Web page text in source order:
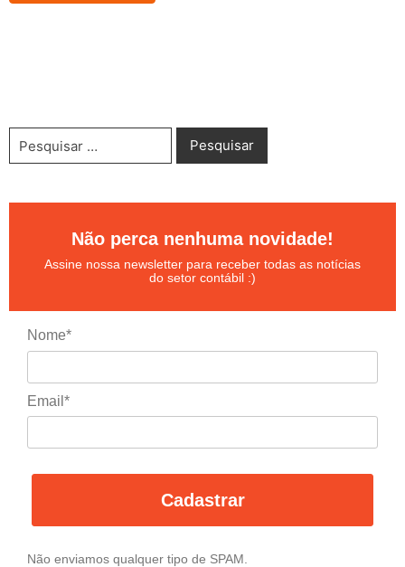
Não perca nenhuma novidade!
Assine nossa newsletter para receber todas as notícias
do setor contábil :)
Nome*
Email*
Cadastrar
Não enviamos qualquer tipo de SPAM.